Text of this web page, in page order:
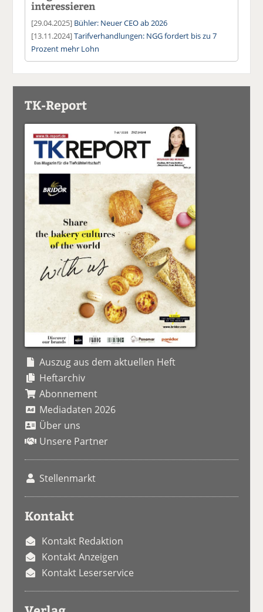
interessieren
[29.04.2025] Bühler: Neuer CEO ab 2026
[13.11.2024]Tarifverhandlungen: NGG fordert bis zu 7
Prozent mehr Lohn
TK-Report
Auszug aus dem aktuellen Heft
Heftarchiv
Abonnement
Mediadaten 2026
Über uns
Unsere Partner
Stellenmarkt
Kontakt
Kontakt Redaktion
Kontakt Anzeigen
Kontakt Leserservice